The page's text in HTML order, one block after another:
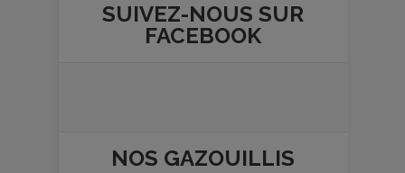
SUIVEZ-NOUS SUR
FACEBOOK
NOS GAZOUILLIS